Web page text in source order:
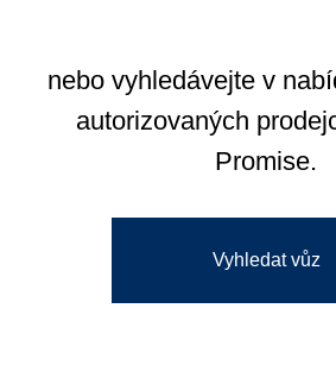
nebo vyhledávejte v
autorizovaných
Promise.
Vyhledat vůz